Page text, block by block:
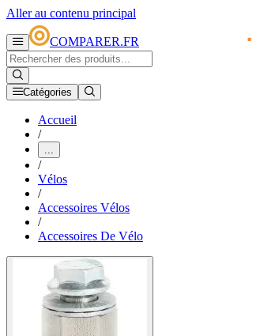
Aller au contenu principal
COMPARER.FR
Catégories
Accueil
/
...
/
Vélos
/
Accessoires Vélos
/
Accessoires De Vélo